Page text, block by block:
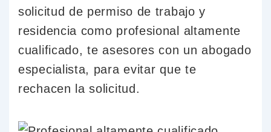
solicitud de permiso de trabajo y
residencia como profesional altamente
cualificado, te asesores con un abogado
especialista, para evitar que te
rechacen la solicitud.